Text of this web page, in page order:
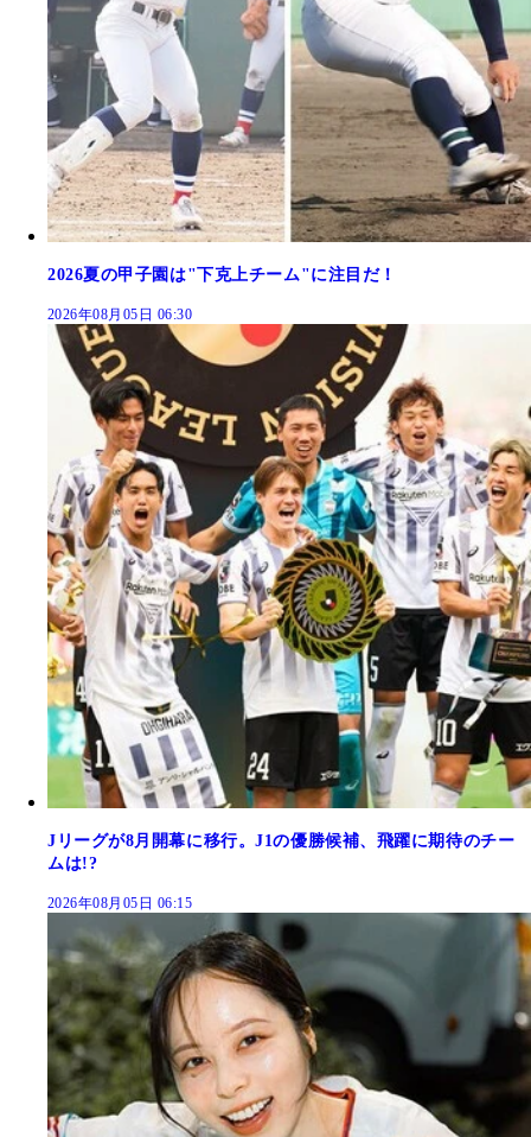
2026夏の甲子園は"下克上チーム"に注目だ！
2026年08月05日 06:30
Jリーグが8月開幕に移行。J1の優勝候補、飛躍に期待のチー
ムは!?
2026年08月05日 06:15